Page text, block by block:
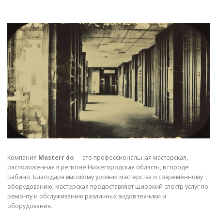
СВОЙСТВА МЕТАЛЛОВ СОРТА МЕТАЛЛОВ
СТАТЬИ
Компания Masterr do— это профессиональная мастерская,
расположенная в регионе Нижегородская область, в городе
Бабино. Благодаря высокому уровню мастерства и современному
оборудованию, мастерская предоставляет широкий спектр услуг по
ремонту и обслуживанию различных видов техники и
оборудования.